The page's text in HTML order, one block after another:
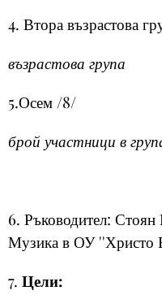
4. Втора възрастова
възрастова група
5.Осем /8/
брой участници в
6. Ръководител:
Музика в ОУ ''Христо
7. Цели: